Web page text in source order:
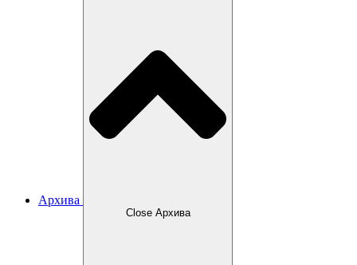
Архива
Close Архива